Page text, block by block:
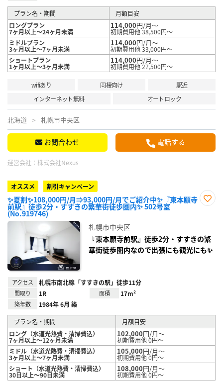
プラン名・期間
月額目安
ロングプラン
7ヶ月以上～24ヶ月未満
114,000円/月～
初期費用他 38,500円～
ミドルプラン
3ヶ月以上～7ヶ月未満
114,000円/月～
初期費用他 33,000円～
ショートプラン
1ヶ月以上～3ヶ月未満
114,000円/月～
初期費用他 27,500円～
wifiあり 同棲向け
駅近
インターネット無料
オートロック
北海道 札幌市中央区
お問合わせ 電話する
運営会社： 株式会社Nexus
オススメ 割引キャンペーン
✨夏割✨108,000円/月⇒93,000円/月でご紹介中✨『東本願寺
前駅』徒歩2分・すすきの繁華街徒歩圏内✨ 502号室
(No.919746)
札幌市中央区
『東本願寺前駅』徒歩2分・すすきの繁
華街徒歩圏内なので出張にも観光にも✨
アクセス 札幌市南北線「すすきの駅」徒歩11分
間取り 1R 面積 17m²
築年数 1984年 6月 築
プラン名・期間
月額目安
ロング（水道光熱費・清掃費込）
7ヶ月以上～12ヶ月未満
102,000円/月～
初期費用他 0円～
ミドル（水道光熱費・清掃費込）
3ヶ月以上～7ヶ月未満
105,000円/月～
初期費用他 0円～
ショート（水道光熱費・清掃費込）
30日以上～90日未満
108,000円/月～
初期費用他 0円～